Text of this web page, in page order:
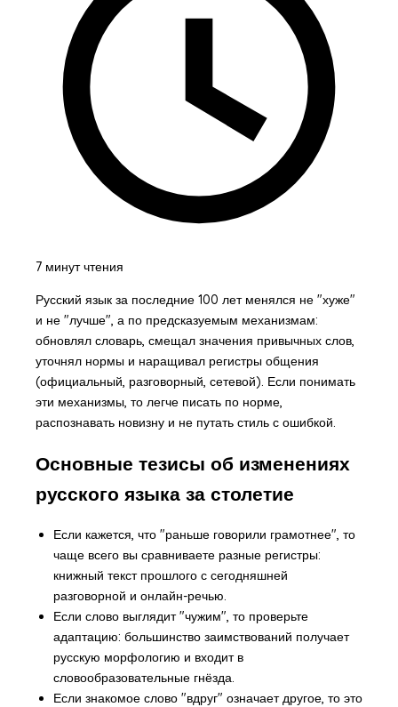
7 минут чтения
Русский язык за последние 100 лет менялся не "хуже"
и не "лучше", а по предсказуемым механизмам:
обновлял словарь, смещал значения привычных слов,
уточнял нормы и наращивал регистры общения
(официальный, разговорный, сетевой). Если понимать
эти механизмы, то легче писать по норме,
распознавать новизну и не путать стиль с ошибкой.
Основные тезисы об изменениях
русского языка за столетие
Если кажется, что "раньше говорили грамотнее", то
чаще всего вы сравниваете разные регистры:
книжный текст прошлого с сегодняшней
разговорной и онлайн-речью.
Если слово выглядит "чужим", то проверьте
адаптацию: большинство заимствований получает
русскую морфологию и входит в
словообразовательные гнёзда.
Если знакомое слово "вдруг" означает другое, то это